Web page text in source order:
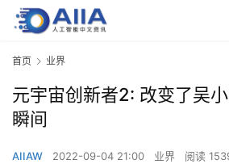
首页 业界
元宇宙创新者2: 改变了吴
瞬间
AIIAW 2022-09-04 21:00 业界 阅读